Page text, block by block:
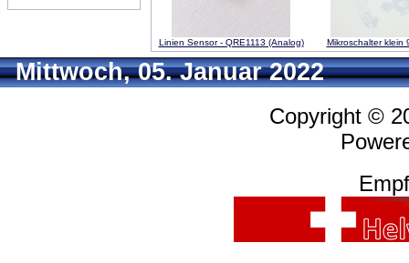
Linien Sensor - QRE1113 (Analog) Mikroschalter klein
Mittwoch, 05. Januar 2022
Copyright ©